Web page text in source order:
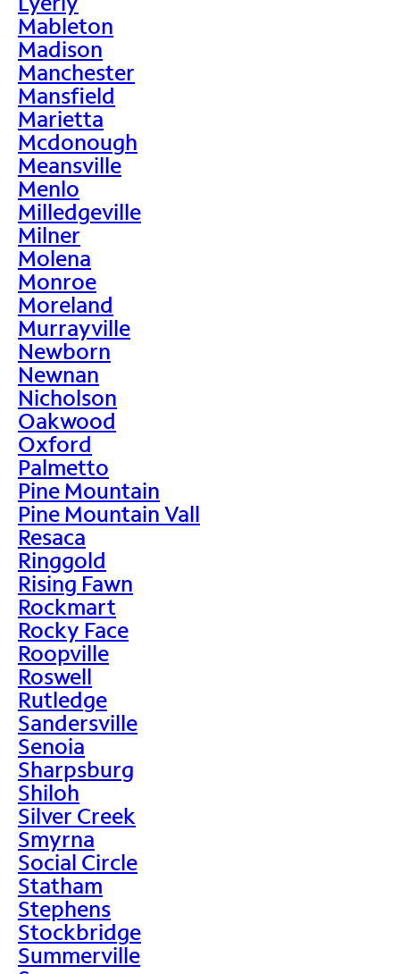
Mableton
Madison
Manchester
Mansfield
Marietta
Mcdonough
Meansville
Menlo
Milledgeville
Milner
Molena
Monroe
Moreland
Murrayville
Newborn
Newnan
Nicholson
Oakwood
Oxford
Palmetto
Pine Mountain
Pine Mountain Vall
Resaca
Ringgold
Rising Fawn
Rockmart
Rocky Face
Roopville
Roswell
Rutledge
Sandersville
Senoia
Sharpsburg
Shiloh
Silver Creek
Smyrna
Social Circle
Statham
Stephens
Stockbridge
Summerville